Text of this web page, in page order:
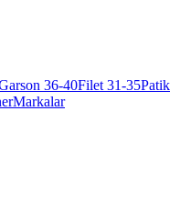
36-40Filet 31-35Patik
Markalar